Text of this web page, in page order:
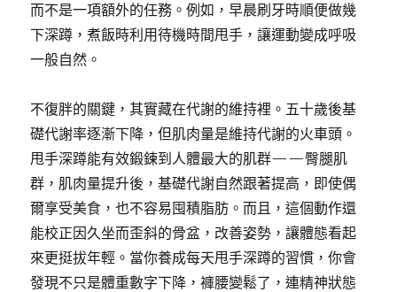
而不是一項額外的任務。例如，早晨刷牙時順便做幾
下深蹲，煮飯時利用待機時間甩手，讓運動變成呼吸
一般自然。
不復胖的關鍵，其實藏在代謝的維持裡。五十歲後基
礎代謝率逐漸下降，但肌肉量是維持代謝的火車頭。
甩手深蹲能有效鍛鍊到人體最大的肌群——臀腿肌
群，肌肉量提升後，基礎代謝自然跟著提高，即使偶
爾享受美食，也不容易囤積脂肪。而且，這個動作還
能校正因久坐而歪斜的骨盆，改善姿勢，讓體態看起
來更挺拔年輕。當你養成每天甩手深蹲的習慣，你會
發現不只是體重數字下降，褲腰變鬆了，連精神狀態